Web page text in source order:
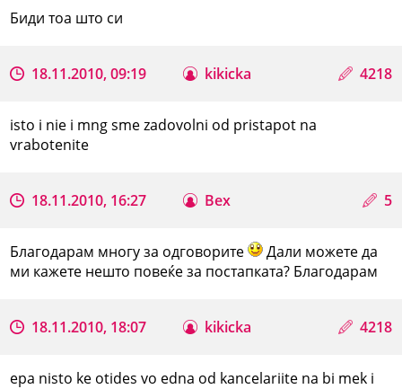
Биди тоа што си
18.11.2010, 09:19 kikicka 4218
isto i nie i mng sme zadovolni od pristapot na
vrabotenite
18.11.2010, 16:27 Bex 5
Благодарам многу за одговорите
Дали можете да
ми кажете нешто повеќе за постапката? Благодарам
18.11.2010, 18:07 kikicka 4218
epa nisto ke otides vo edna od kancelariite na bi mek i